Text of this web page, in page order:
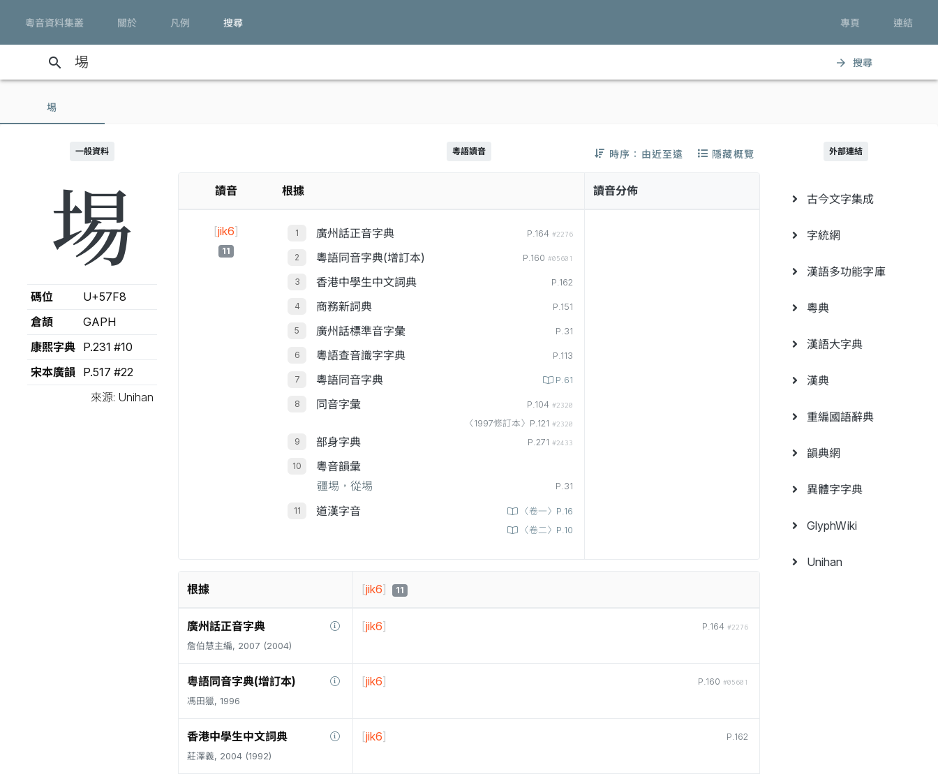
粵音資料集叢 關於 凡例 搜尋 專頁 連結
search arrow_forward 搜尋
埸
一般資料
埸
碼位
U+57F8
倉頡
GAPH
康熙字典
P.231 #10
宋本廣韻
P.517 #22
來源: Unihan
粵語讀音 時序：由近至遠 隱藏概覽
讀音 根據
[jik6]
11
廣州話正音字典 P.164 #2276
粵語同音字典(增訂本) P.160 #05601
香港中學生中文詞典 P.162
商務新詞典 P.151
廣州話標準音字彙 P.31
粵語查音識字字典 P.113
粵語同音字典 P.61
同音字彙 P.104 #2320
〈1997修訂本〉P.121 #2320
部身字典 P.271 #2433
粵音韻彙
疆埸，從埸
P.31
道漢字音
〈卷一〉P.16
〈卷二〉P.10
讀音分佈
根據 [jik6] 11
廣州話正音字典
詹伯慧主編, 2007 (2004)
P.164 #2276
[jik6]
粵語同音字典(增訂本)
馮田獵, 1996
P.160 #05601
[jik6]
香港中學生中文詞典
莊澤義, 2004 (1992)
P.162
[jik6]
外部連結
古今文字集成
字統網
漢語多功能字庫
粵典
漢語大字典
漢典
重編國語辭典
韻典網
異體字字典
GlyphWiki
Unihan